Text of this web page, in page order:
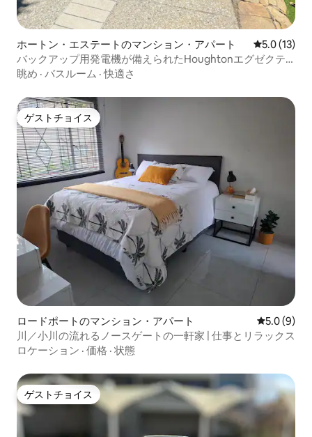
ホートン・エステートのマンション・アパート レビュー13
5.0 (13)
バックアップ用発電機が備えられたHoughtonエグゼクテ
ィブスイート。
眺め · バスルーム ·快適さ
ゲストチョイス
ゲストチョイス
ロードポートのマンション・アパート レビュー9
5.0 (9)
川／小川の流れるノースゲートの一軒家 | 仕事とリラックス
ロケーション · 価格 · 状態
ゲストチョイス
ゲストチョイス